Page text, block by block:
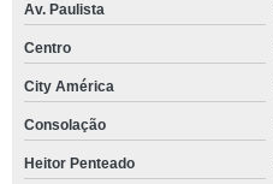
Av. Paulista
Centro
City América
Consolação
Heitor Penteado